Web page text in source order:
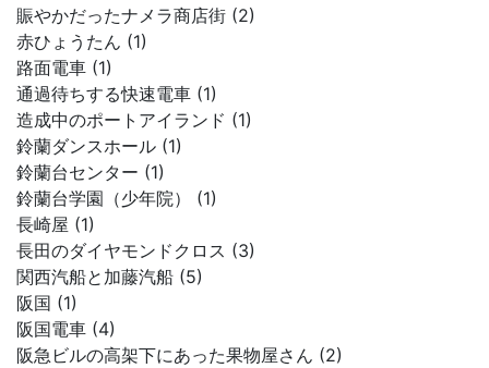
賑やかだったナメラ商店街 (2)
赤ひょうたん (1)
路面電車 (1)
通過待ちする快速電車 (1)
造成中のポートアイランド (1)
鈴蘭ダンスホール (1)
鈴蘭台センター (1)
鈴蘭台学園（少年院） (1)
長崎屋 (1)
長田のダイヤモンドクロス (3)
関西汽船と加藤汽船 (5)
阪国 (1)
阪国電車 (4)
阪急ビルの高架下にあった果物屋さん (2)